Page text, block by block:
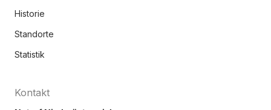
Historie
Standorte
Statistik
Kontakt